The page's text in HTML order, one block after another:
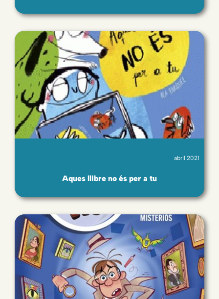
abril 2021
Aques llibre no és per a tu